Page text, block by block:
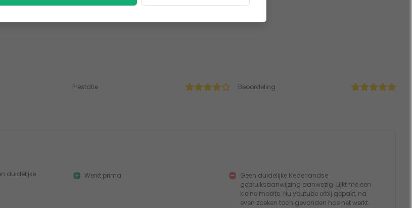
Prestatie Beoordeling
duidelijke
Werkt prima
Geen duidelijke Nederlandse
gebruiksaanwijzing aanwezig. Lijkt me een
kleine moeite. Nu youtube erbij gepakt, na
even zoeken toch gevonden hoe het werkt.